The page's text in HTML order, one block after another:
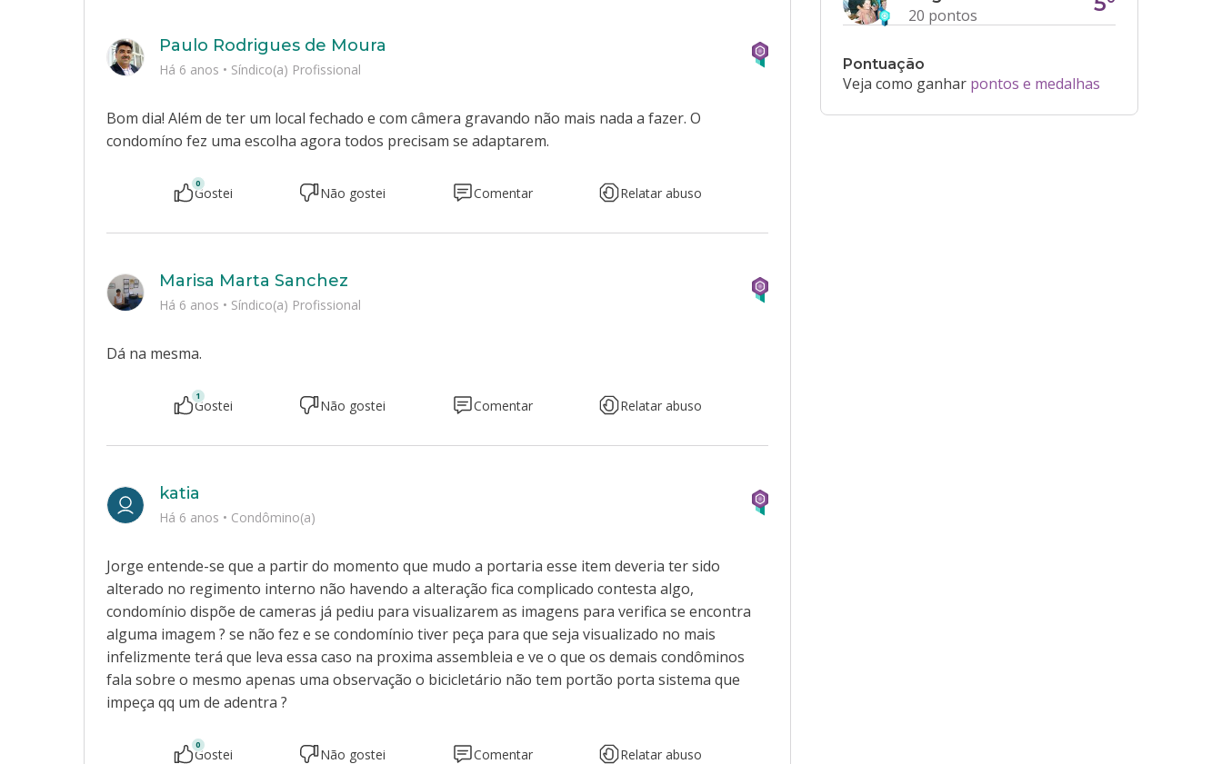
Bom dia! Além de ter um local fechado e com câmera gravando não mais nada a fazer. O
condomíno fez uma escolha agora todos precisam se adaptarem.
Paulo Rodrigues de Moura
Há 6 anos • Síndico(a) Profissional
0
Gostei Não gostei Comentar Relatar abuso
Dá na mesma.
Marisa Marta Sanchez
Há 6 anos • Síndico(a) Profissional
1
Gostei Não gostei Comentar Relatar abuso
Jorge entende-se que a partir do momento que mudo a portaria esse item deveria ter sido
alterado no regimento interno não havendo a alteração fica complicado contesta algo,
condomínio dispõe de cameras já pediu para visualizarem as imagens para verifica se encontra
alguma imagem ? se não fez e se condomínio tiver peça para que seja visualizado no mais
infelizmente terá que leva essa caso na proxima assembleia e ve o que os demais condôminos
fala sobre o mesmo apenas uma observação o bicicletário não tem portão porta sistema que
impeça qq um de adentra ?
katia
Há 6 anos • Condômino(a)
0
Gostei Não gostei Comentar Relatar abuso
20 pontos
Pontuação
Veja como ganhar pontos e medalhas